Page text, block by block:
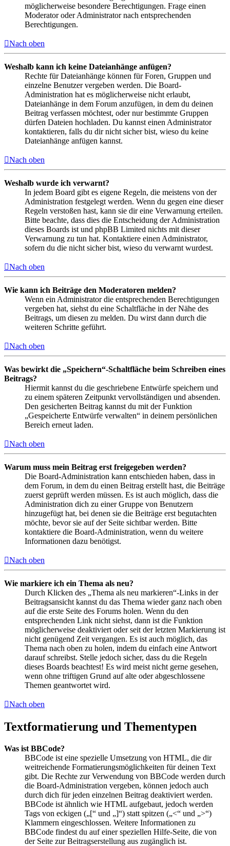
möglicherweise besondere Berechtigungen. Frage einen
Moderator oder Administrator nach entsprechenden
Berechtigungen.
Nach oben
Weshalb kann ich keine Dateianhänge anfügen?
Rechte für Dateianhänge können für Foren, Gruppen und
einzelne Benutzer vergeben werden. Die Board-
Administration hat es möglicherweise nicht erlaubt,
Dateianhänge in dem Forum anzufügen, in dem du deinen
Beitrag verfassen möchtest, oder nur bestimmte Gruppen
dürfen Dateien hochladen. Du kannst einen Administrator
kontaktieren, falls du dir nicht sicher bist, wieso du keine
Dateianhänge anfügen kannst.
Nach oben
Weshalb wurde ich verwarnt?
In jedem Board gibt es eigene Regeln, die meistens von der
Administration festgelegt werden. Wenn du gegen eine dieser
Regeln verstoßen hast, kann sie dir eine Verwarnung erteilen.
Bitte beachte, dass dies die Entscheidung der Administration
dieses Boards ist und phpBB Limited nichts mit dieser
Verwarnung zu tun hat. Kontaktiere einen Administrator,
sofern du die nicht sicher bist, wieso du verwarnt wurdest.
Nach oben
Wie kann ich Beiträge den Moderatoren melden?
Wenn ein Administrator die entsprechenden Berechtigungen
vergeben hat, siehst du eine Schaltfläche in der Nähe des
Beitrags, um diesen zu melden. Du wirst dann durch die
weiteren Schritte geführt.
Nach oben
Was bewirkt die „Speichern“-Schaltfläche beim Schreiben eines
Beitrags?
Hiermit kannst du die geschriebene Entwürfe speichern und
zu einem späteren Zeitpunkt vervollständigen und absenden.
Den gesicherten Beitrag kannst du mit der Funktion
„Gespeicherte Entwürfe verwalten“ in deinem persönlichen
Bereich erneut laden.
Nach oben
Warum muss mein Beitrag erst freigegeben werden?
Die Board-Administration kann entschieden haben, dass in
dem Forum, in dem du einen Beitrag erstellt hast, die Beiträge
zuerst geprüft werden müssen. Es ist auch möglich, dass die
Administration dich zu einer Gruppe von Benutzern
hinzugefügt hat, bei denen sie die Beiträge erst begutachten
möchte, bevor sie auf der Seite sichtbar werden. Bitte
kontaktiere die Board-Administration, wenn du weitere
Informationen dazu benötigst.
Nach oben
Wie markiere ich ein Thema als neu?
Durch Klicken des „Thema als neu markieren“-Links in der
Beitragsansicht kannst du das Thema wieder ganz nach oben
auf die erste Seite des Forums holen. Wenn du den
entsprechenden Link nicht siehst, dann ist die Funktion
möglicherweise deaktiviert oder seit der letzten Markierung ist
nicht genügend Zeit vergangen. Es ist auch möglich, das
Thema nach oben zu holen, indem du einfach eine Antwort
darauf schreibst. Stelle jedoch sicher, dass du die Regeln
dieses Boards beachtest! Es wird meist nicht gerne gesehen,
wenn ohne triftigen Grund auf alte oder abgeschlossene
Themen geantwortet wird.
Nach oben
Textformatierung und Thementypen
Was ist BBCode?
BBCode ist eine spezielle Umsetzung von HTML, die dir
weitreichende Formatierungsmöglichkeiten für deinen Text
gibt. Die Rechte zur Verwendung von BBCode werden durch
die Board-Administration vergeben, können jedoch auch
durch dich für jeden einzelnen Beitrag deaktiviert werden.
BBCode ist ähnlich wie HTML aufgebaut, jedoch werden
Tags von eckigen („[“ und „]“) statt spitzen („<“ und „>“)
Klammern eingeschlossen. Weitere Informationen zu
BBCode findest du auf einer speziellen Hilfe-Seite, die von
der Seite zur Beitragserstellung aus zugänglich ist.